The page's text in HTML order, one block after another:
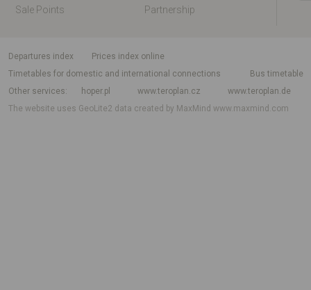
Sale Points
Partnership
departures index
Prices index online
Timetables for domestic and international connections
Bus timetable
Other services
hoper.pl www.teroplan.cz
www.teroplan.de
The website uses GeoLite2 data created by MaxMindwww.maxmind.com